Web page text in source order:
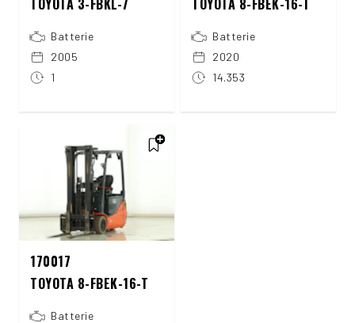
Batterie
2005
1
Batterie
2020
14.353
170017
TOYOTA 8-FBEK-16-T
Batterie